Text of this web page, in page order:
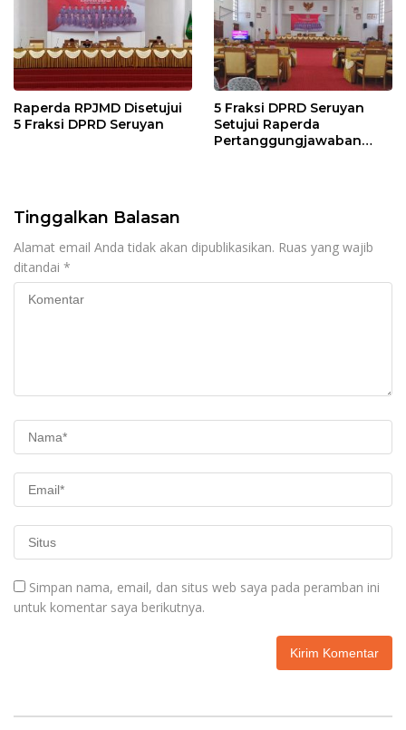
Raperda RPJMD Disetujui
5 Fraksi DPRD Seruyan
5 Fraksi DPRD Seruyan
Setujui Raperda
Pertanggungjawaban
Tinggalkan Balasan
Alamat email Anda tidak akan dipublikasikan. Ruas yang wajib
ditandai *
Simpan nama, email, dan situs web saya pada peramban ini
untuk komentar saya berikutnya.